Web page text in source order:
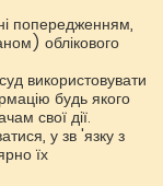
попередженням,
облікового
використовувати
будь якого
свої дії.
у зв 'язку з
їх